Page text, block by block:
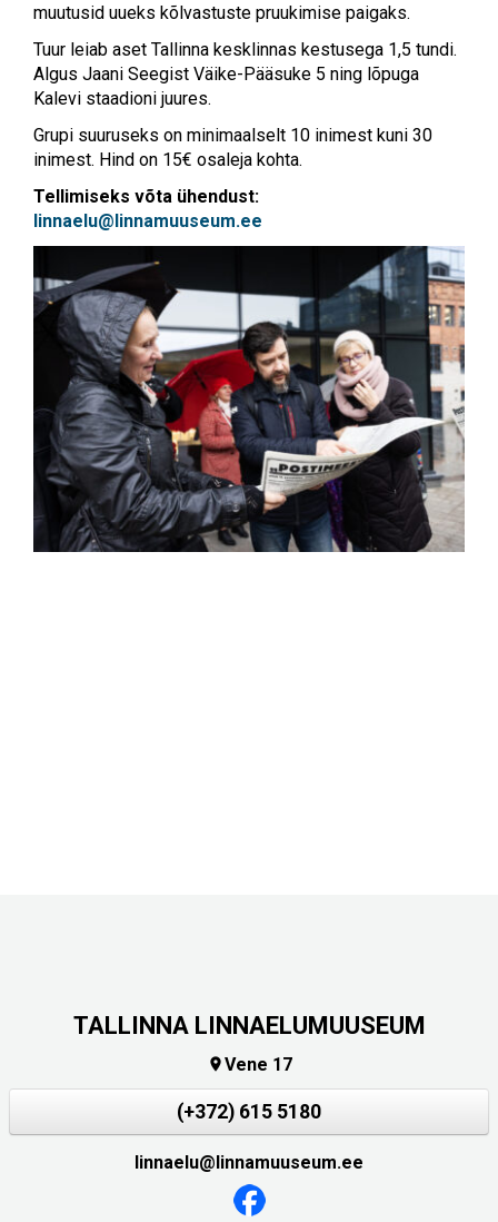
muutusid uueks kõlvastuste pruukimise paigaks.
Tuur leiab aset Tallinna kesklinnas kestusega 1,5 tundi.
Algus Jaani Seegist Väike-Pääsuke 5 ning lõpuga
Kalevi staadioni juures.
Grupi suuruseks on minimaalselt 10 inimest kuni 30
inimest. Hind on 15€ osaleja kohta.
Tellimiseks võta ühendust:
linnaelu@linnamuuseum.ee
TALLINNA LINNAELUMUUSEUM
Vene 17
(+372) 615 5180
linnaelu@linnamuuseum.ee